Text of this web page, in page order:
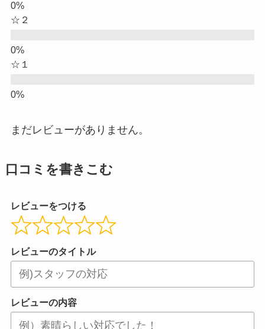
☆２
☆１
まだレビューがありません。
口コミを書きこむ
レビューをつける
レビューのタイトル
レビューの内容